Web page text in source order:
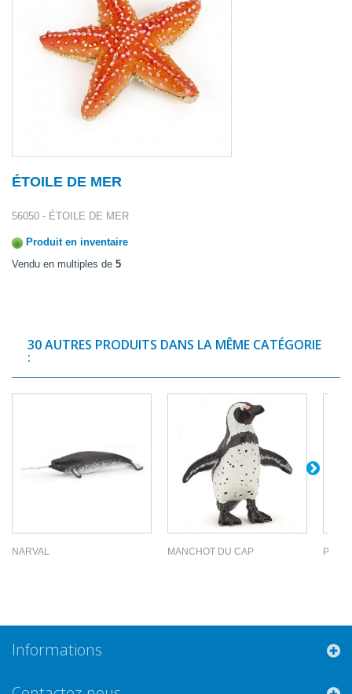
ÉTOILE DE MER
56050 - ÉTOILE DE MER
Produit en inventaire
Vendu en multiples de 5
30 AUTRES PRODUITS DANS LA MÊME CATÉGORIE
:
NARVAL MANCHOT DU CAP
Informations